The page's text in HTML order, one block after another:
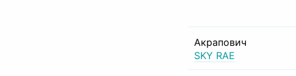
Акрапович
SKY RAE